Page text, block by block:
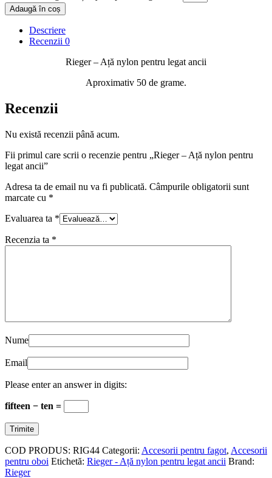
Adaugă în coș
Descriere
Recenzii 0
Rieger – Ață nylon pentru legat ancii
Aproximativ 50 de grame.
Recenzii
Nu există recenzii până acum.
Fii primul care scrii o recenzie pentru „Rieger – Ață nylon pentru
legat ancii”
Adresa ta de email nu va fi publicată. Câmpurile obligatorii sunt
marcate cu *
Evaluarea ta *
Recenzia ta *
Nume
Email
Please enter an answer in digits:
fifteen − ten =
COD PRODUS: RIG44 Categorii: Accesorii pentru fagot, Accesorii
pentru oboi Etichetă: Rieger - Ață nylon pentru legat ancii Brand:
Rieger